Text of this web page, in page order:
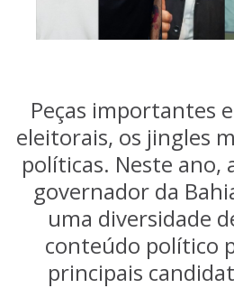
Peças importantes
eleitorais, os jingles
políticas. Neste ano,
governador da
uma diversidade
conteúdo político
principais